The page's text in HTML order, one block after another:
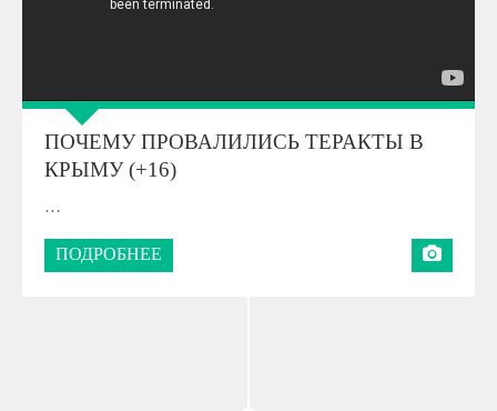
ПОЧЕМУ ПРОВАЛИЛИСЬ ТЕРАКТЫ В
КРЫМУ (+16)
…
ПОДРОБНЕЕ